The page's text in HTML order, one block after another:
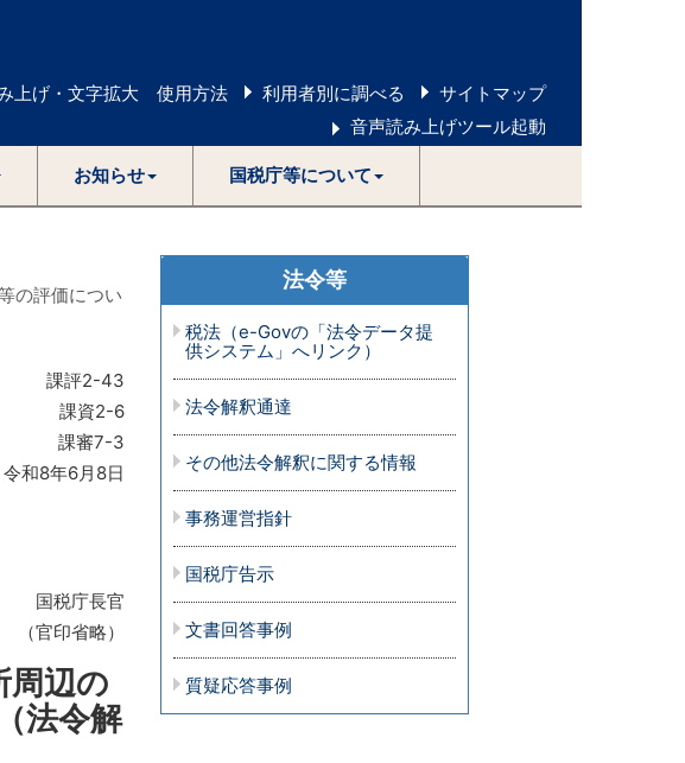
上げ・文字拡大 使用方法 利用者別に調べる
サイトマップ
音声読み上げツール起動
お知らせ 国税庁等について
の評価につい
課評2-43
課資2-6
課審7-3
令和8年6月8日
国税庁長官
（官印省略）
周辺の
法令解
法令等
税法（e-Govの「法令データ提
供システム」へリンク）
法令解釈通達
その他法令解釈に関する情報
事務運営指針
国税庁告示
文書回答事例
質疑応答事例